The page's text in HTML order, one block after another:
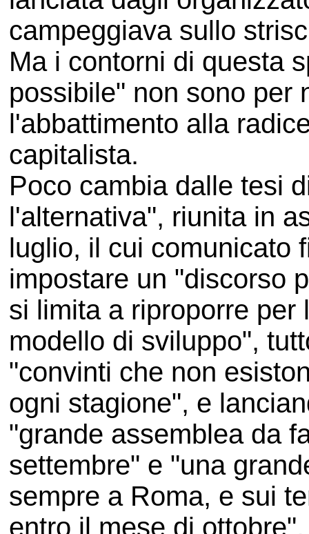
campeggiava sullo
Ma i contorni di questa
possibile" non sono per
l'abbattimento alla
capitalista.
Poco cambia dalle tesi
l'alternativa", riunita in
luglio, il cui comunicato
impostare un "discorso
si limita a riproporre
modello di sviluppo",
"convinti che non
ogni stagione", e
"grande assemblea da
settembre" e "una
sempre a Roma, e sui
entro il mese di ottobre".